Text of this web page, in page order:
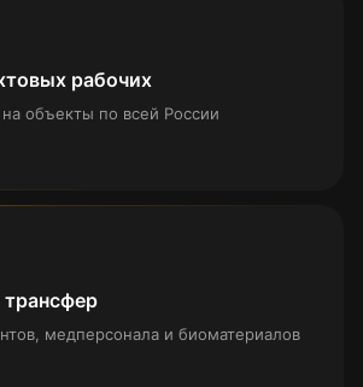
рабочих
объекты по всей России
медперсонала и биоматериалов